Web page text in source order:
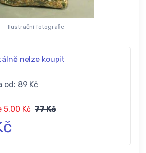
Ilustrační fotografie
nelze koupit
od: 89 Kč
5,00 Kč 77 Kč